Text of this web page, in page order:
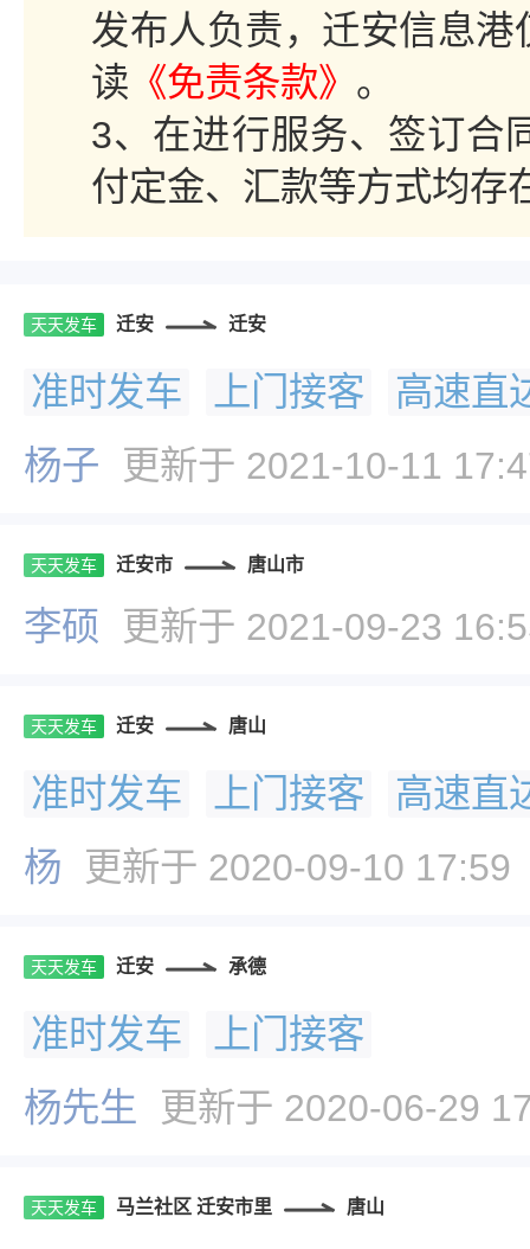
发布人负责，迁安信息
读 《免责条款》 。
3、在进行服务、签订合
付定金、汇款等方式均存
天天发车 迁安 迁安
准时发车 上门接客
高速直
杨子
更新于 2021-10-11
天天发车 迁安市 唐山市
李硕 更新于 2021-09-23
天天发车 迁安 唐山
准时发车 上门接客
高速直
杨
更新于 2020-09-10 17:59
天天发车 迁安 承德
准时发车
上门接客
杨先生
更新于 2020-06-29
天天发车 马兰社区 迁安市里 唐山